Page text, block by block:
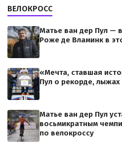
ВЕЛОКРОСС
Матье ван дер Пул —
Роже де Вламинк в
«Мечта, ставшая
Пул о рекорде,
Матье ван дер Пул
восьмикратным
по велокроссу